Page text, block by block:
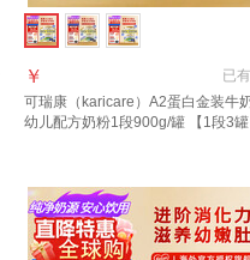
已有
￥
可瑞康（karicare）A2蛋白金装牛
幼儿配方奶粉1段900g/罐 【1段3